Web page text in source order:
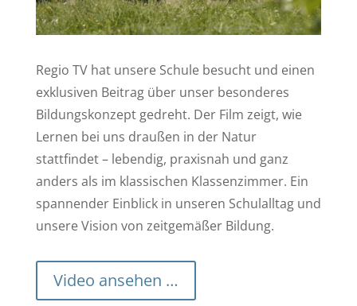
Regio TV hat unsere Schule besucht und einen
exklusiven Beitrag über unser besonderes
Bildungskonzept gedreht. Der Film zeigt, wie
Lernen bei uns draußen in der Natur
stattfindet – lebendig, praxisnah und ganz
anders als im klassischen Klassenzimmer. Ein
spannender Einblick in unseren Schulalltag und
unsere Vision von zeitgemäßer Bildung.
Video ansehen …